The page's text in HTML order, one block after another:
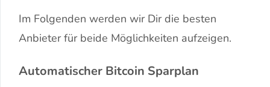
Im Folgenden werden wir Dir die besten
Anbieter für beide Möglichkeiten aufzeigen.
Automatischer Bitcoin Sparplan